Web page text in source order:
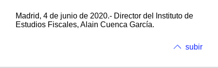
Madrid, 4 de junio de 2020.- Director del Instituto de
Estudios Fiscales, Alain Cuenca García.
subir